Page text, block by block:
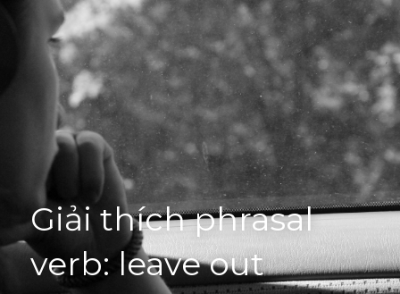
Giải đề thi từng câu
Lời khuyên
Giải đề thi
Academic words
Phrase
Phrasal Verb
Idioms đồng nghĩa
HỌC THỬ
Giải thích phrasal
verb: leave out